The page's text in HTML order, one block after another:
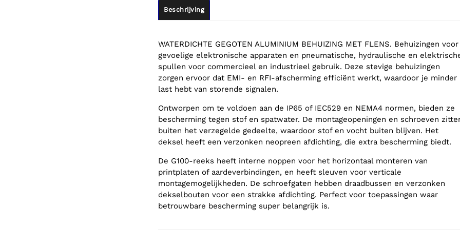
Beschrijving
WATERDICHTE GEGOTEN ALUMINIUM BEHUIZING MET FLENS. Behuizingen voor
gevoelige elektronische apparaten en pneumatische, hydraulische en
spullen voor commercieel en industrieel gebruik. Deze stevige behuizingen
zorgen ervoor dat EMI- en RFI-afscherming efficiënt werkt, waardoor je minder
last hebt van storende signalen.
Ontworpen om te voldoen aan de IP65 of IEC529 en NEMA4 normen, bieden ze
bescherming tegen stof en spatwater. De montageopeningen en schroeven
buiten het verzegelde gedeelte, waardoor stof en vocht buiten blijven. Het
deksel heeft een verzonken neopreen afdichting, die extra bescherming biedt.
De G100-reeks heeft interne noppen voor het horizontaal monteren van
printplaten of aardeverbindingen, en heeft sleuven voor verticale
montagemogelijkheden. De schroefgaten hebben draadbussen en verzonken
dekselbouten voor een strakke afdichting. Perfect voor toepassingen waar
betrouwbare bescherming super belangrijk is.